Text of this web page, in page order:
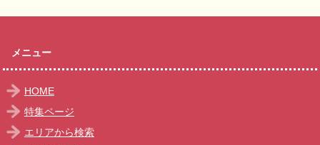
メニュー
HOME
特集ページ
エリアから検索